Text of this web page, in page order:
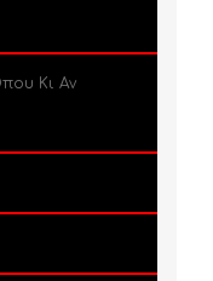
Κι Αν